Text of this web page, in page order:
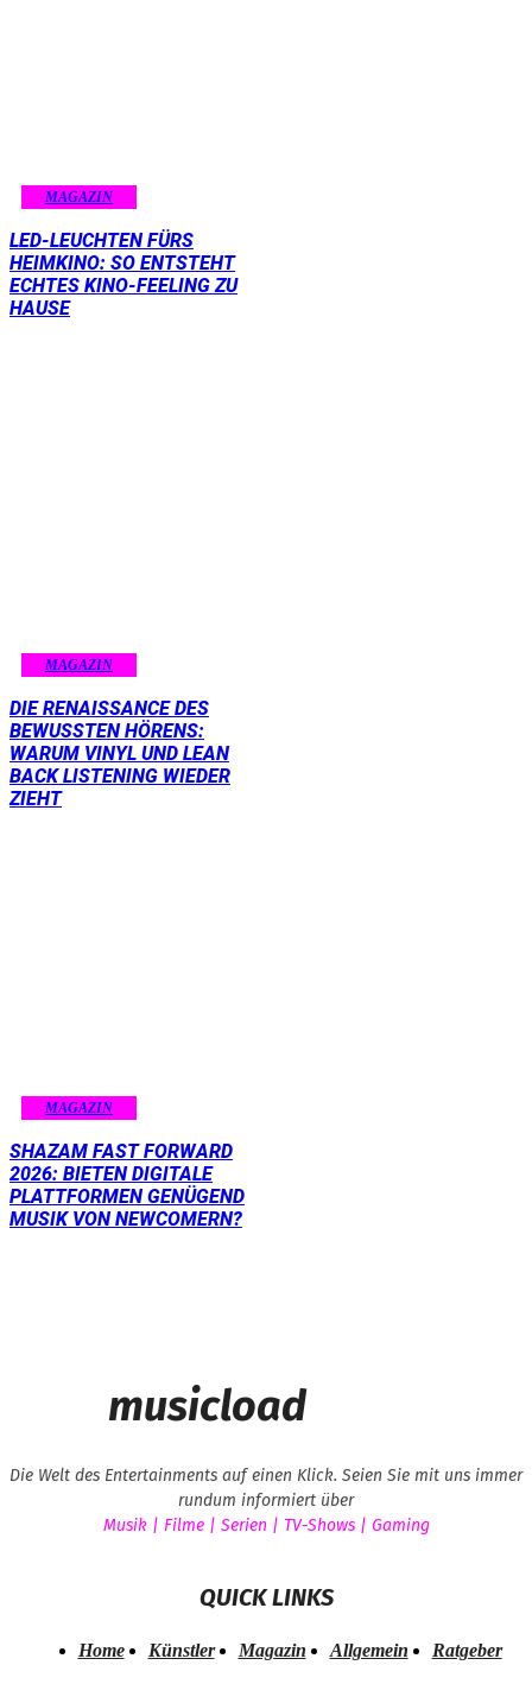
MAGAZIN
LED-LEUCHTEN FÜRS
HEIMKINO: SO ENTSTEHT
ECHTES KINO-FEELING ZU
HAUSE
MAGAZIN
DIE RENAISSANCE DES
BEWUSSTEN HÖRENS:
WARUM VINYL UND LEAN
BACK LISTENING WIEDER
ZIEHT
MAGAZIN
SHAZAM FAST FORWARD
2026: BIETEN DIGITALE
PLATTFORMEN GENÜGEND
MUSIK VON NEWCOMERN?
musicload
Die Welt des Entertainments auf einen Klick. Seien Sie mit uns immer
rundum informiert über
Musik | Filme | Serien | TV-Shows | Gaming
QUICK LINKS
Home Künstler Magazin Allgemein Ratgeber